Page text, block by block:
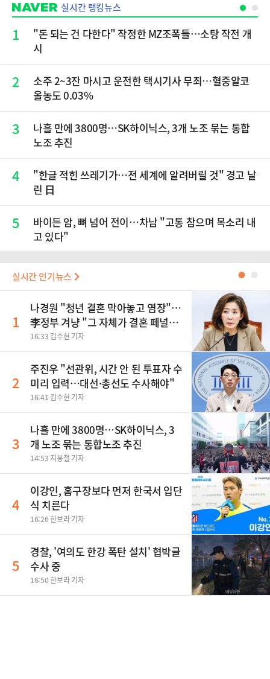
실시간 랭킹뉴스
1
"돈 되는 건 다한다" 작정한 MZ조폭들…소탕 작전 개
시
2
소주 2~3잔 마시고 운전한 택시기사 무죄…혈중알코
올농도 0.03%
3
나흘 만에 3800명…SK하이닉스, 3개 노조 묶는 통합
노조 추진
4
"한글 적힌 쓰레기가…전 세계에 알려버릴 것" 경고 날
린 日
5
바이든 암, 뼈 넘어 전이…차남 "고통 참으며 목소리 내
고 있다"
실시간 인기뉴스 ●
1
나경원 "청년 결혼 막아놓고 염장"…
李정부 겨냥 "그 자체가 결혼 페널
티"
16:33 김수현 기자
2
주진우 "선관위, 시간 안 된 투표자 수
미리 입력…대선·총선도 수사해야"
16:41 김수현 기자
3
나흘 만에 3800명…SK하이닉스, 3
개 노조 묶는 통합노조 추진
14:53 지봉철 기자
4
이강인, 홈구장보다 먼저 한국서 입단
식 치른다
16:26 한보라 기자
5
경찰, '여의도 한강 폭탄 설치' 협박글
수사 중
16:50 한보라 기자